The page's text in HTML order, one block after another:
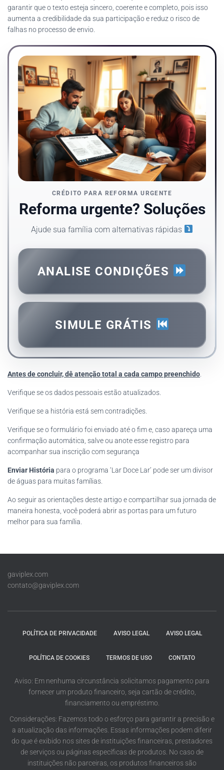
garantir que o texto esteja sincero, coerente e completo, pois isso
aumenta a credibilidade da sua participação e reduz o risco de
falhas no processo de envio.
CRÉDITO PARA REFORMA URGENTE
Reforma urgente? Soluções
Ajude sua família com alternativas rápidas
ANALISE CONDIÇÕES
SIMULE GRÁTIS
Antes de concluir, dê atenção total a cada campo preenchido
Verifique se os dados pessoais estão atualizados.
Verifique se a história está sem contradições.
Verifique se o formulário foi enviado até o fim e, caso apareça uma
confirmação automática, salve ou anote esse registro para
acompanhar sua inscrição com segurança
Enviar História para o programa ‘Lar Doce Lar’ pode ser um divisor
de águas para muitas famílias.
Ao seguir as orientações deste artigo e compartilhar sua jornada de
maneira honesta, você poderá abrir as portas para um futuro
melhor para sua família.
gaviplex.com
contato@gaviplex.com
POLÍTICA DE PRIVACIDADE AVISO LEGAL AVISO LEGAL
POLÍTICA DE COOKIES TERMOS DE USO CONTATO
Aviso: Em nenhuma circunstância solicitamos pagamento para
fornecer um produto financeiro, seja cartão de crédito,
financiamento ou empréstimo.
Considerações: Fazemos todo o esforço para garantir a precisão e
a atualização das informações. Essas informações podem diferir
do que é exibido nos sites de instituições financeiras, prestadores
de serviços ou páginas específicas de produtos. No caso de
instituições não parceiras, os produtos financeiros são